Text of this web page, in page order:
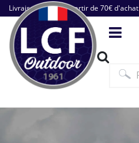
Livraison offerte à partir de 70€ d'achat